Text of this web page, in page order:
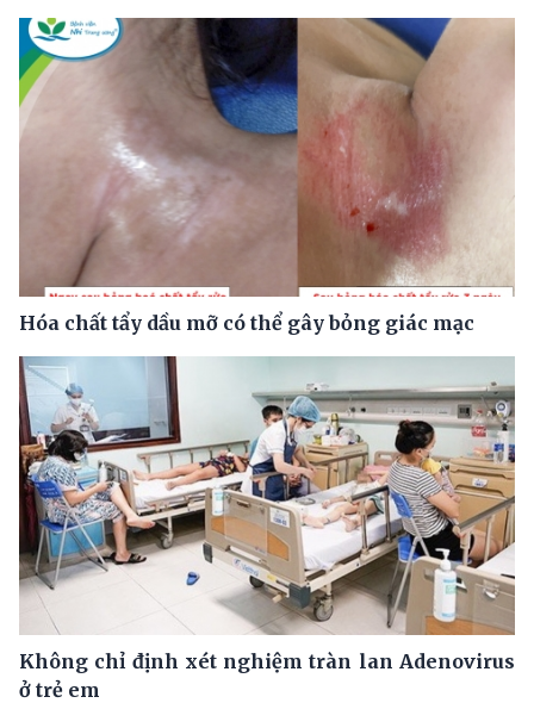
Hóa chất tẩy dầu mỡ có thể gây bỏng giác mạc
Không chỉ định xét nghiệm tràn lan Adenovirus
ở trẻ em